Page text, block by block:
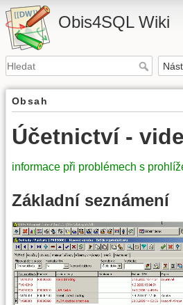
Obis4SQL Wiki
Obsah
Účetnictví -
informace při problémech s
Základní seznámení